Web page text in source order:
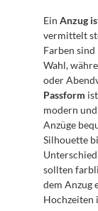
Ein Anzug
vermittelt
Farben
Wahl,
Passform
modern
Anzüge
Silhouette
sollten
dem Anzug
Hochzeiten